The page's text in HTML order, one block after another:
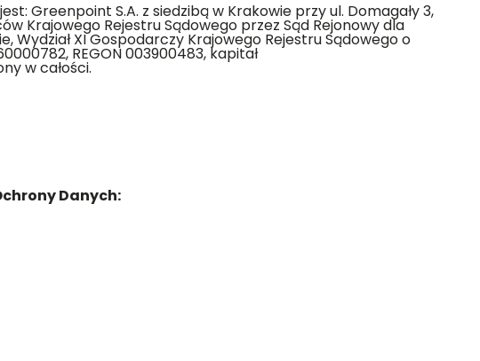
Greenpoint S.A. z siedzibą w Krakowie przy ul. Domagały 3,
Krajowego Rejestru Sądowego przez Sąd Rejonowy dla
Wydział XI Gospodarczy Krajowego Rejestru Sądowego o
REGON 003900483, kapitał
w całości.
Danych: